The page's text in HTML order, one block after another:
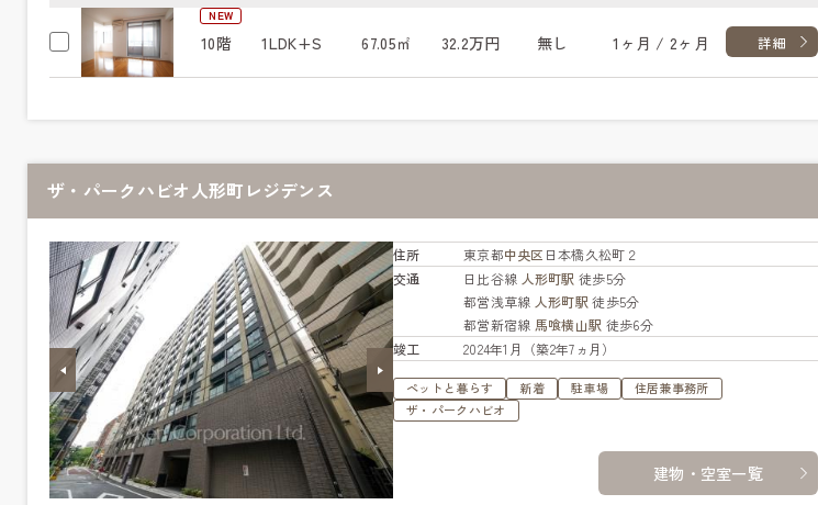
NEW
詳細
10階 1LDK+S 67.05㎡ 32.2万円 無し 1ヶ月 / 2ヶ月
ザ・パークハビオ人形町レジデンス
住所 東京都中央区 日本橋久松町２
交通
日比谷線 人形町駅 徒歩5分
都営浅草線 人形町駅 徒歩5分
都営新宿線 馬喰横山駅 徒歩6分
竣工
2024年1月（築2年7ヵ月）
ペットと暮らす 新着 駐車場
住居兼事務所
ザ・パークハビオ
建物・空室一覧